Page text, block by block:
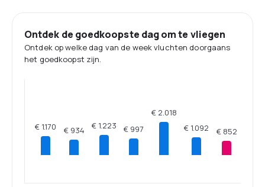
Ontdek de goedkoopste dag om te vliegen
Ontdek op welke dag van de week vluchten doorgaans
het goedkoopst zijn.
€ 1.170 € 934 € 1.223 € 997
€ 2.018
€ 1.092 € 852